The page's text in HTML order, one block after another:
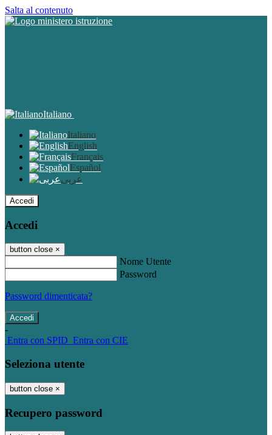
Salta al contenuto
Italiano
Italiano
English
Français
Español
عربى
Accedi
Accedi
button close ×
Nome Utente
Password
Password dimenticata?
-
Entra con SPID Entra con CIE
Seleziona utente
button close ×
Recupero password